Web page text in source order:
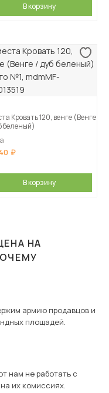
В корзину
Кровать 120, венге (Венге
беленый)
В корзину
НА
армию продавцов и
площадей.
нам не работать с
их комиссиях.